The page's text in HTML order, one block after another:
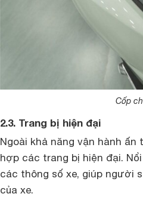
Cốp
2.3. Trang bị hiện đại
Ngoài khả năng vận hành
hợp các trang bị hiện đại.
các thông số xe, giúp người
của xe.